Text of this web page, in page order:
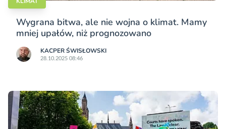
Wygrana bitwa, ale nie wojna o klimat. Mamy
mniej upałów, niż prognozowano
KACPER ŚWISŁO­WSKI
28.10.2025 08:46